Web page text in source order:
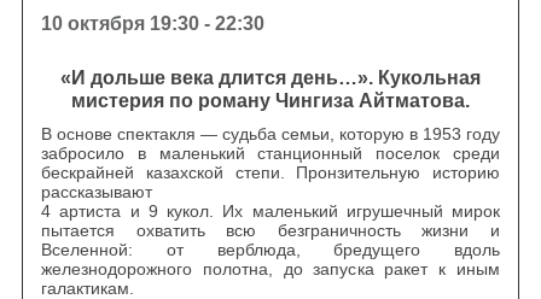
10 октября 19:30 - 22:30
«И дольше века длится день…». Кукольная
мистерия по роману Чингиза Айтматова.
В основе спектакля — судьба семьи, которую в 1953 году
забросило в маленький станционный поселок среди
бескрайней казахской степи. Пронзительную историю
рассказывают
4 артиста и 9 кукол. Их маленький игрушечный мирок
пытается охватить всю безграничность жизни и
Вселенной: от верблюда, бредущего вдоль
железнодорожного полотна, до запуска ракет к иным
галактикам.